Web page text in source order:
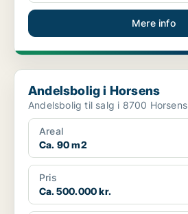
Mere info
Andelsbolig i Horsens
Andelsbolig i Horsens
Andelsbolig til salg i 8700 Horsens
Areal
Ca. 90 m2
Pris
Ca. 500.000 kr.